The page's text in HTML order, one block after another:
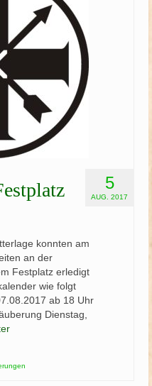
5
AUG. 2017
konnten am
an der
Festplatz erledigt
wie folgt
ab 18 Uhr
Dienstag,